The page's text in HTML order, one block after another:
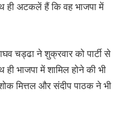
ही अटकलें हैं कि वह भाजपा में
चड्ढा ने शुक्रवार को पार्टी से
भाजपा में शामिल होने की भी
मित्तल और संदीप पाठक ने भी